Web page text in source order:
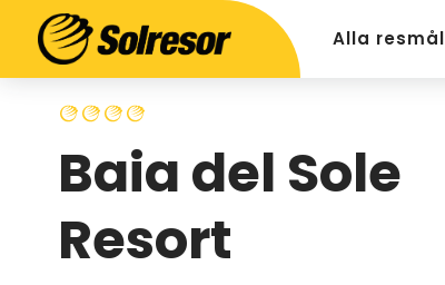
Alla resmål
Baia del Sole
Resort